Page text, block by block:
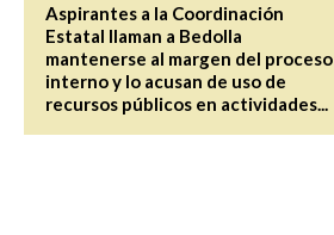
Aspirantes a la Coordinación
Estatal llaman a Bedolla
mantenerse al margen del proceso
interno y lo acusan de uso de
recursos públicos en actividades...